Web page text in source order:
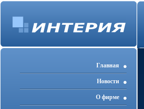
Главная
Новости
О фирме